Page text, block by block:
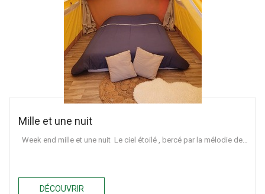
Mille et une nuit
Week end mille et une nuit Le ciel étoilé , bercé par la mélodie de…
DÉCOUVRIR